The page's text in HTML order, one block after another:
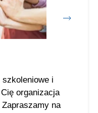
szkoleniowe i
organizacja
na